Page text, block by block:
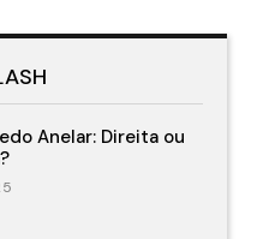
Anelar: Direita ou